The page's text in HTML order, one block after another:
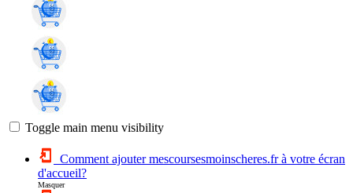
Toggle main menu visibility
Comment ajouter mescoursesmoinscheres.fr à votre écran
d'accueil?
Masquer